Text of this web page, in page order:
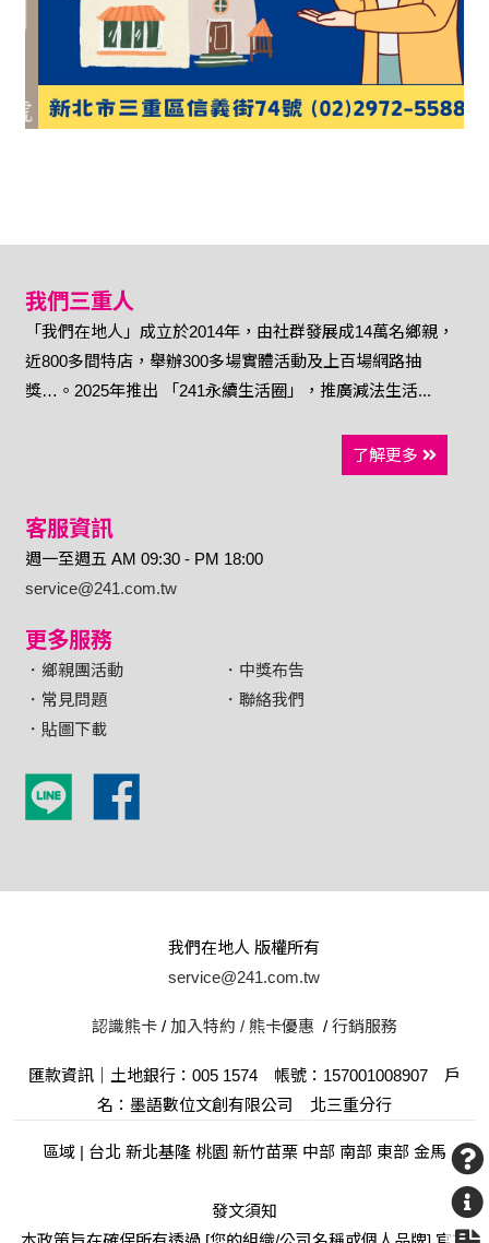
我們三重人
「我們在地人」成立於2014年，由社群發展成14萬名鄉親，
近800多間特店，舉辦300多場實體活動及上百場網路抽
獎…。2025年推出 「241永續生活圈」，推廣減法生活...
了解更多
客服資訊
週一至週五 AM 09:30 - PM 18:00
service@241.com.tw
更多服務
．鄉親團活動
．中獎布告
．常見問題
．聯絡我們
．貼圖下載
我們在地人 版權所有
service@241.com.tw
認識熊卡/ 加入特約 /熊卡優惠 / 行銷服務
匯款資訊｜土地銀行：005 1574 帳號：157001008907 戶
名：墨語數位文創有限公司 北三重分行
區域 | 台北 新北基隆 桃園 新竹苗栗 中部 南部 東部 金馬
發文須知